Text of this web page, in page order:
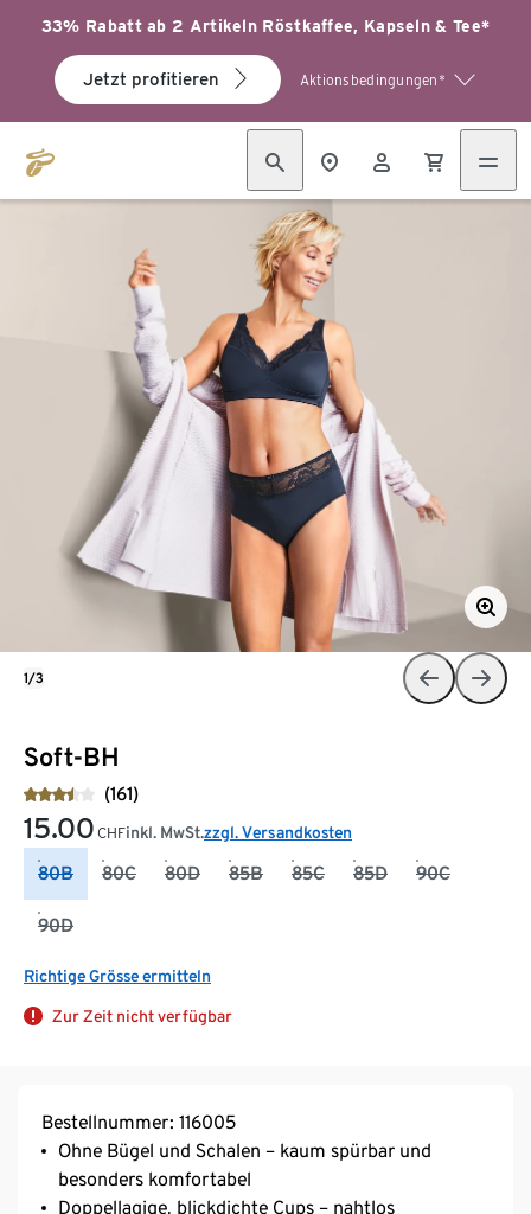
33% Rabatt ab 2 Artikeln Röstkaffee, Kapseln & Tee*
Jetzt profitieren Aktionsbedingungen*
Soft-BH
(161)
15.00 CHFinkl. MwSt.zzgl. Versandkosten
80B 80C 80D 85B 85C 85D 90C
90D
Richtige Grösse ermitteln
Zur Zeit nicht verfügbar
1/3
Bestellnummer: 116005
Ohne Bügel und Schalen – kaum spürbar und
besonders komfortabel
Doppellagige, blickdichte Cups – nahtlos